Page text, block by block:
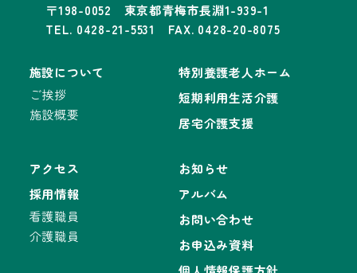
〒198-0052 東京都青梅市長淵1-939-1
TEL. 0428-21-5531 FAX. 0428-20-8075
施設について
ご挨拶
施設概要
特別養護老人ホーム
短期利用生活介護
居宅介護支援
アクセス
採用情報
看護職員
介護職員
お知らせ
アルバム
お問い合わせ
お申込み資料